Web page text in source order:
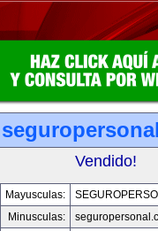
Vendido!
Mayusculas:
Minusculas: